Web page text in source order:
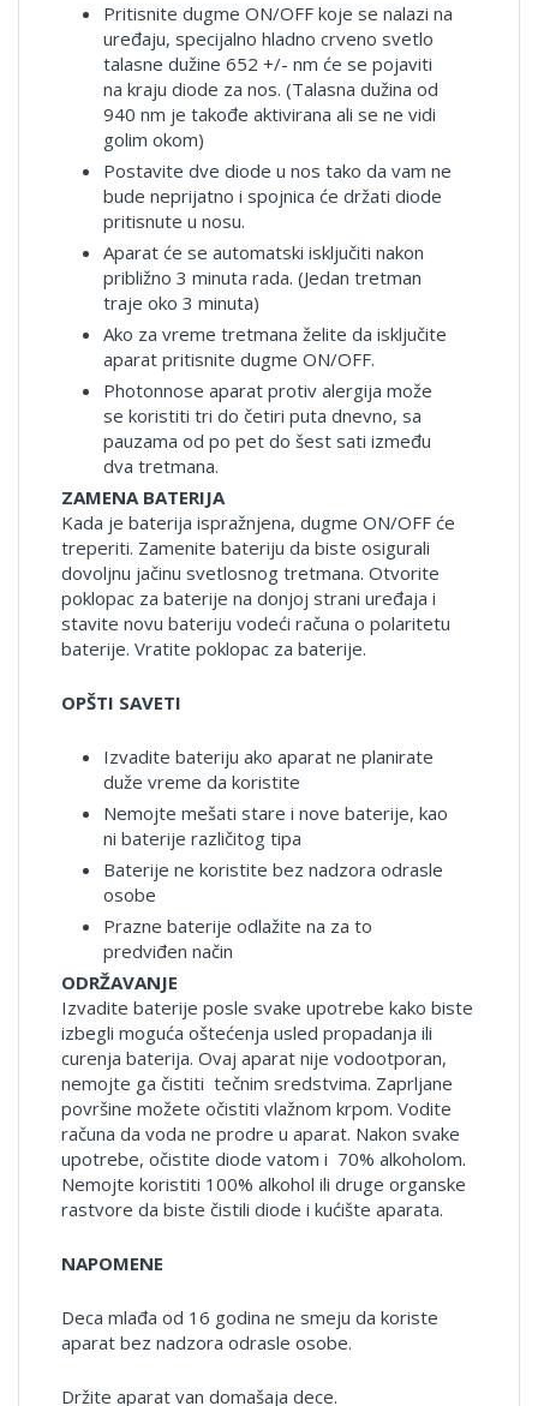
Pritisnite dugme ON/OFF koje se nalazi na
uređaju, specijalno hladno crveno svetlo
talasne dužine 652 +/- nm će se pojaviti
na kraju diode za nos. (Talasna dužina od
940 nm je takođe aktivirana ali se ne vidi
golim okom)
Postavite dve diode u nos tako da vam ne
bude neprijatno i spojnica će držati diode
pritisnute u nosu.
Aparat će se automatski isključiti nakon
približno 3 minuta rada. (Jedan tretman
traje oko 3 minuta)
Ako za vreme tretmana želite da isključite
aparat pritisnite dugme ON/OFF.
Photonnose aparat protiv alergija može
se koristiti tri do četiri puta dnevno, sa
pauzama od po pet do šest sati između
dva tretmana.
ZAMENA BATERIJA
Kada je baterija ispražnjena, dugme ON/OFF će
treperiti. Zamenite bateriju da biste osigurali
dovoljnu jačinu svetlosnog tretmana. Otvorite
poklopac za baterije na donjoj strani uređaja i
stavite novu bateriju vodeći računa o polaritetu
baterije. Vratite poklopac za baterije.
OPŠTI SAVETI
Izvadite bateriju ako aparat ne planirate
duže vreme da koristite
Nemojte mešati stare i nove baterije, kao
ni baterije različitog tipa
Baterije ne koristite bez nadzora odrasle
osobe
Prazne baterije odlažite na za to
predviđen način
ODRŽAVANJE
Izvadite baterije posle svake upotrebe kako biste
izbegli moguća oštećenja usled propadanja ili
curenja baterija. Ovaj aparat nije vodootporan,
nemojte ga čistiti tečnim sredstvima. Zaprljane
površine možete očistiti vlažnom krpom. Vodite
računa da voda ne prodre u aparat. Nakon svake
upotrebe, očistite diode vatom i 70% alkoholom.
Nemojte koristiti 100% alkohol ili druge organske
rastvore da biste čistili diode i kućište aparata.
NAPOMENE
Deca mlađa od 16 godina ne smeju da koriste
aparat bez nadzora odrasle osobe.
Držite aparat van domašaja dece.